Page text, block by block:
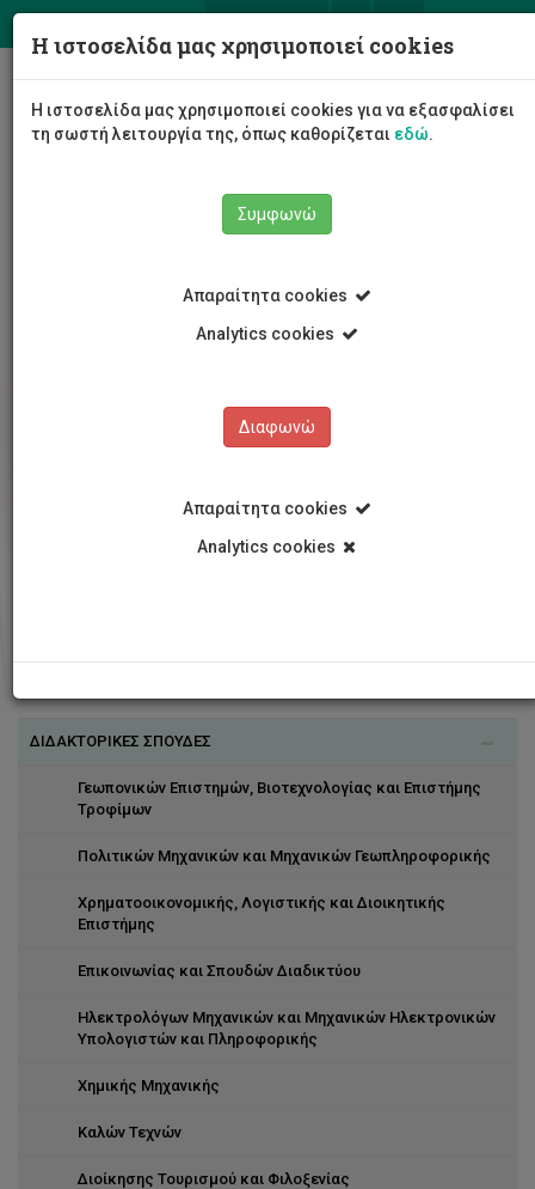
Διδακτορικές Σπουδές
Ναυτιλιακών
ΔΙΔΑΚΤΟΡΙΚΕΣ ΣΠΟΥΔΕΣ
Γεωπονικών Επιστημών, Βιοτεχνολογίας και Επιστήμης
Τροφίμων
Πολιτικών Μηχανικών και Μηχανικών Γεωπληροφορικής
Χρηματοοικονομικής, Λογιστικής και Διοικητικής
Επιστήμης
Επικοινωνίας και Σπουδών Διαδικτύου
Ηλεκτρολόγων Μηχανικών και Μηχανικών Ηλεκτρονικών
Υπολογιστών και Πληροφορικής
Χημικής Μηχανικής
Καλών Τεχνών
Διοίκησης Τουρισμού και Φιλοξενίας
Η ιστοσελίδα μας χρησιμοποιεί cookies
Η ιστοσελίδα μας χρησιμοποιεί cookies για να εξασφαλίσει
τη σωστή λειτουργία της, όπως καθορίζεται εδώ.
Συμφωνώ
Απαραίτητα cookies
Analytics cookies
Διαφωνώ
Απαραίτητα cookies
Analytics cookies